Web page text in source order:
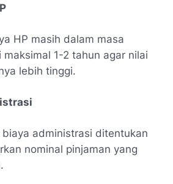
HP masih dalam masa
maksimal 1-2 tahun agar nilai
lebih tinggi.
biaya administrasi ditentukan
nominal pinjaman yang